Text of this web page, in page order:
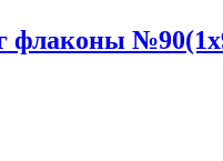
флаконы